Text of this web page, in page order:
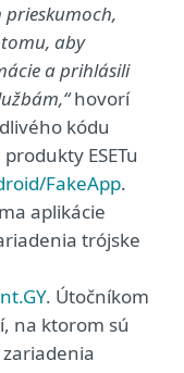
aby
a prihlásili
hovorí
kódu
ESETu
FakeApp.
aplikácie
trójske
. Útočníkom
na ktorom sú